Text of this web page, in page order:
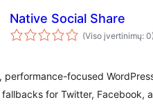
Native Social Share
(Viso įvertinimų: 0)
performance-focused
for Twitter, Facebook,